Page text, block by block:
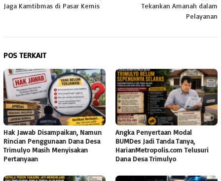
Jaga Kamtibmas di Pasar Kemis
Tekankan Amanah dalam
Pelayanan
POS TERKAIT
Hak Jawab Disampaikan, Namun
Rincian Penggunaan Dana Desa
Trimulyo Masih Menyisakan
Pertanyaan
Angka Penyertaan Modal
BUMDes Jadi Tanda Tanya,
HarianMetropolis.com Telusuri
Dana Desa Trimulyo